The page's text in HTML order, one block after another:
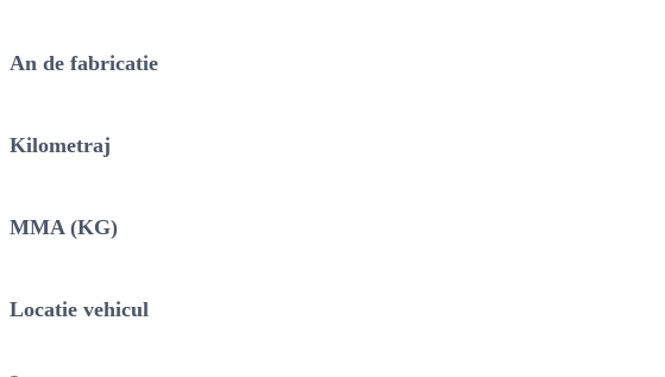
An de fabricatie
Kilometraj
MMA (KG)
Locatie vehicul